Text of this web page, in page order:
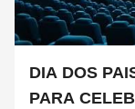
DIA DOS
PARA